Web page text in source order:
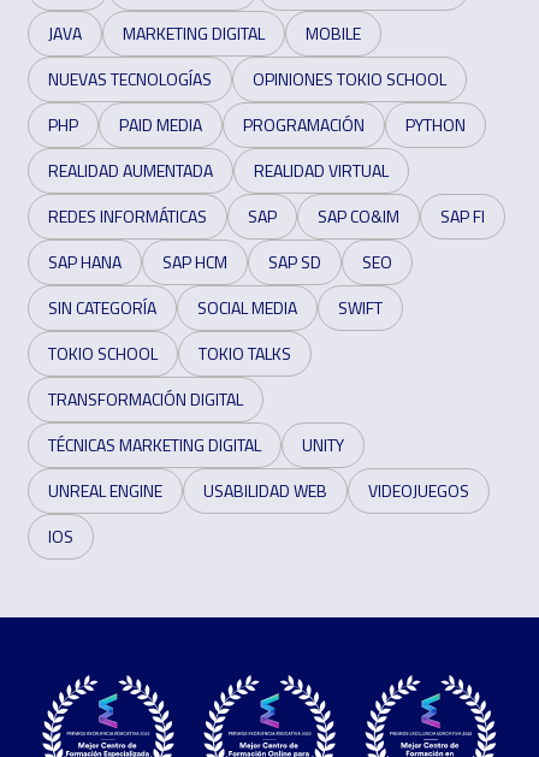
JAVA
MARKETING DIGITAL
MOBILE
NUEVAS TECNOLOGÍAS
OPINIONES TOKIO SCHOOL
PHP
PAID MEDIA PROGRAMACIÓN
PYTHON
REALIDAD AUMENTADA
REALIDAD VIRTUAL
REDES INFORMÁTICAS
SAP SAP CO&IM
SAP FI
SAP HANA
SAP HCM SAP SD
SEO
SIN CATEGORÍA
SOCIAL MEDIA
SWIFT
TOKIO SCHOOL
TOKIO TALKS
TRANSFORMACIÓN DIGITAL
TÉCNICAS MARKETING DIGITAL
UNITY
UNREAL ENGINE
USABILIDAD WEB
VIDEOJUEGOS
IOS